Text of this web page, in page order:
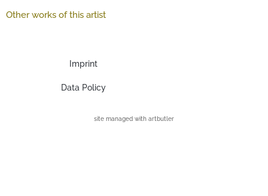
Other works of this artist
Imprint
Data Policy
site managed with artbutler